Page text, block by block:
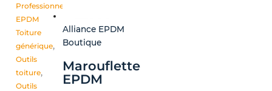
Professionnels
EPDM
Toiture
générique,
Outils
toiture,
Outils
Alliance EPDM
Boutique
Marouflette
EPDM